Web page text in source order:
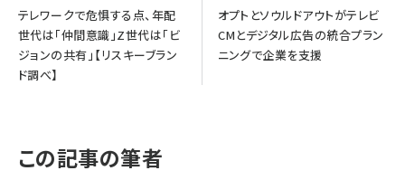
テレワークで危惧する点、年配
世代は「仲間意識」Z世代は「ビ
ジョンの共有」【リスキーブラン
ド調べ】
オプトとソウルドアウトがテレビ
CMとデジタル広告の統合プラン
ニングで企業を支援
この記事の筆者